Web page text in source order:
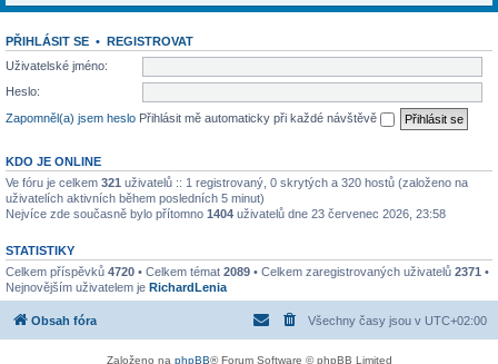
PŘIHLÁSIT SE • REGISTROVAT
Uživatelské jméno:
Heslo:
Zapomněl(a) jsem heslo Přihlásit mě automaticky při každé návštěvě
KDO JE ONLINE
Ve fóru je celkem 321 uživatelů :: 1 registrovaný, 0 skrytých a 320 hostů (založeno na
uživatelích aktivních během posledních 5 minut)
Nejvíce zde současně bylo přítomno 1404 uživatelů dne 23 červenec 2026, 23:58
STATISTIKY
Celkem příspěvků 4720 • Celkem témat 2089 • Celkem zaregistrovaných uživatelů 2371 •
Nejnovějším uživatelem je RichardLenia
Obsah fóra Všechny časy jsou v UTC+02:00
Založeno na phpBB® Forum Software © phpBB Limited